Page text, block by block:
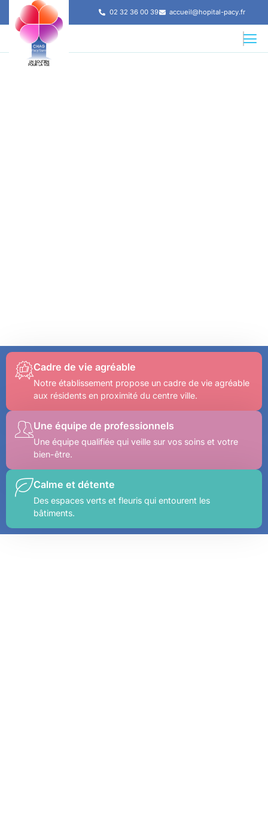
02 32 36 00 39 accueil@hopital-pacy.fr
Cadre de vie agréable
Notre établissement propose un cadre de vie agréable
aux résidents en proximité du centre ville.
Une équipe de professionnels
Une équipe qualifiée qui veille sur vos soins et votre
bien-être.
Calme et détente
Des espaces verts et fleuris qui entourent les
bâtiments.